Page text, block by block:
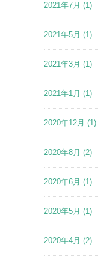
2021年7月 (1)
2021年5月 (1)
2021年3月 (1)
2021年1月 (1)
2020年12月 (1)
2020年8月 (2)
2020年6月 (1)
2020年5月 (1)
2020年4月 (2)